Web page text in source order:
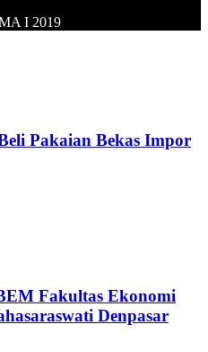
I 2019
Pakaian Bekas Impor
Fakultas Ekonomi
Denpasar